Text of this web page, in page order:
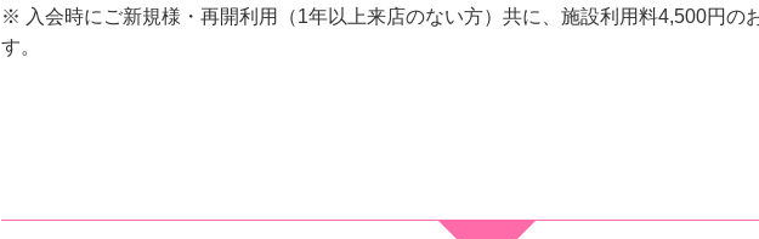
※ 入会時にご新規様・再開利用（1年以上来店のない方）共に、施設利用料4,500円の
す。